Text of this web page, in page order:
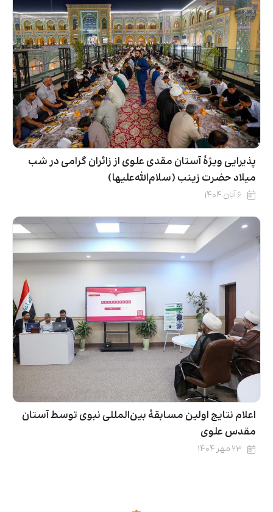
پذیرایی ویژۀ آستان مقدی علوی از زائران گرامی در شب
میلاد حضرت زینب (سلام‌الله‌علیها)
۶ آبان ۱۴۰۴
اعلام نتایج اولین مسابقۀ بین‌المللی نبوی توسط آستان
مقدس علوی
۲۳ مهر ۱۴۰۴